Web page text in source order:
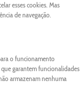
esses cookies. Mas
de navegação.
o funcionamento
garantem funcionalidades
armazenam nenhuma